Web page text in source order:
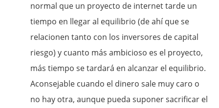
normal que un proyecto de internet tarde un
tiempo en llegar al equilibrio (de ahí que se
relacionen tanto con los inversores de capital
riesgo) y cuanto más ambicioso es el proyecto,
más tiempo se tardará en alcanzar el equilibrio.
Aconsejable cuando el dinero sale muy caro o
no hay otra, aunque pueda suponer sacrificar el